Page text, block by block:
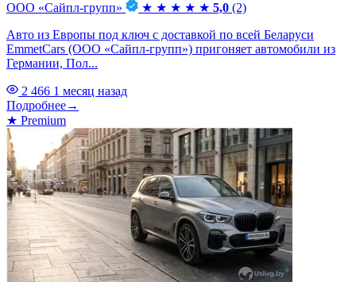
ООО «Сайпл-групп»
★ ★ ★ ★ ★ 5,0 (2)
Авто из Европы под ключ с доставкой по всей Беларуси
EmmetCars (ООО «Сайпл-групп») пригоняет автомобили из
Германии, Пол...
2 466 1 месяц назад
Подробнее→
★ Premium